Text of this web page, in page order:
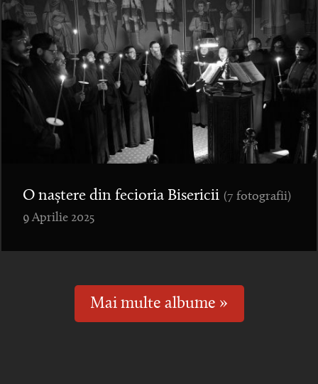
O naștere din fecioria Bisericii (7 fotografii)
9 Aprilie 2025
Mai multe albume »